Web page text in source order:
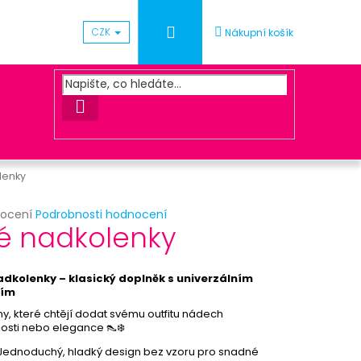
CZK PřihlášeníNákupní košík
HLEDAT
Podrobnosti hodnocení
nadkolenky
– klasický doplněk s univerzálním
které chtějí dodat svému outfitu nádech
nebo elegance 👠❄️
hladký design bez vzoru pro snadné
OBJEDNÁVKY